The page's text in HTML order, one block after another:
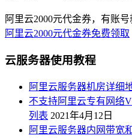
阿里云2000元代金券，有账号
阿里云2000元代金券免费领取
云服务器使用教程
阿里云服务器机房详细
不支持阿里云专有网络
列表 2021年4月12日
阿里云服务器内网带宽